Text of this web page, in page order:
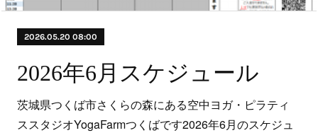
2026.05.20 08:00
2026年6月スケジュール
茨城県つくば市さくらの森にある空中ヨガ・ピラティ
ススタジオYogaFarmつくばです2026年6月のスケジュ